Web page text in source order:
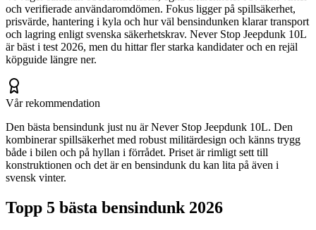
och verifierade användaromdömen. Fokus ligger på spillsäkerhet,
prisvärde, hantering i kyla och hur väl bensindunken klarar transport
och lagring enligt svenska säkerhetskrav. Never Stop Jeepdunk 10L
är bäst i test 2026, men du hittar fler starka kandidater och en rejäl
köpguide längre ner.
Vår rekommendation
Den bästa bensindunk just nu är Never Stop Jeepdunk 10L. Den
kombinerar spillsäkerhet med robust militärdesign och känns trygg
både i bilen och på hyllan i förrådet. Priset är rimligt sett till
konstruktionen och det är en bensindunk du kan lita på även i
svensk vinter.
Topp 5 bästa bensindunk 2026